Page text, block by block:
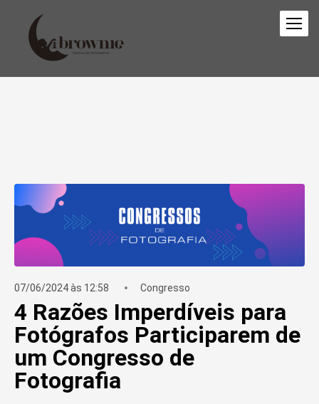
07/06/2024 às 12:58 Congresso
4 Razões Imperdíveis para
Fotógrafos Participarem de
um Congresso de
Fotografia